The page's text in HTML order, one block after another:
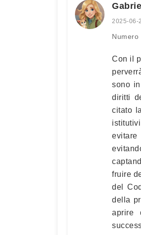
2025-06-
Numero
Con il
sono
diritti
citato
fruire
del
della
aprire